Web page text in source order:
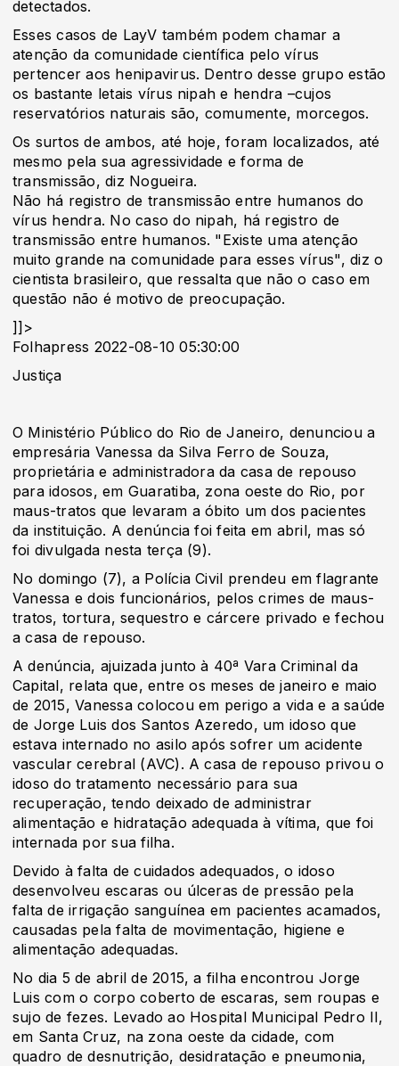
detectados.
Esses casos de LayV também podem chamar a
atenção da comunidade científica pelo vírus
pertencer aos henipavirus. Dentro desse grupo estão
os bastante letais vírus nipah e hendra –cujos
reservatórios naturais são, comumente, morcegos.
Os surtos de ambos, até hoje, foram localizados, até
mesmo pela sua agressividade e forma de
transmissão, diz Nogueira.
Não há registro de transmissão entre humanos do
vírus hendra. No caso do nipah, há registro de
transmissão entre humanos. "Existe uma atenção
muito grande na comunidade para esses vírus", diz o
cientista brasileiro, que ressalta que não o caso em
questão não é motivo de preocupação.
]]>
Folhapress 2022-08-10 05:30:00
Justiça
O Ministério Público do Rio de Janeiro, denunciou a
empresária Vanessa da Silva Ferro de Souza,
proprietária e administradora da casa de repouso
para idosos, em Guaratiba, zona oeste do Rio, por
maus-tratos que levaram a óbito um dos pacientes
da instituição. A denúncia foi feita em abril, mas só
foi divulgada nesta terça (9).
No domingo (7), a Polícia Civil prendeu em flagrante
Vanessa e dois funcionários, pelos crimes de maus-
tratos, tortura, sequestro e cárcere privado e fechou
a casa de repouso.
A denúncia, ajuizada junto à 40ª Vara Criminal da
Capital, relata que, entre os meses de janeiro e maio
de 2015, Vanessa colocou em perigo a vida e a saúde
de Jorge Luis dos Santos Azeredo, um idoso que
estava internado no asilo após sofrer um acidente
vascular cerebral (AVC). A casa de repouso privou o
idoso do tratamento necessário para sua
recuperação, tendo deixado de administrar
alimentação e hidratação adequada à vítima, que foi
internada por sua filha.
Devido à falta de cuidados adequados, o idoso
desenvolveu escaras ou úlceras de pressão pela
falta de irrigação sanguínea em pacientes acamados,
causadas pela falta de movimentação, higiene e
alimentação adequadas.
No dia 5 de abril de 2015, a filha encontrou Jorge
Luis com o corpo coberto de escaras, sem roupas e
sujo de fezes. Levado ao Hospital Municipal Pedro II,
em Santa Cruz, na zona oeste da cidade, com
quadro de desnutrição, desidratação e pneumonia,